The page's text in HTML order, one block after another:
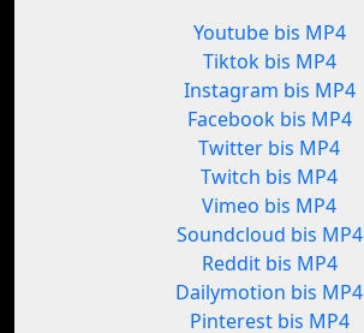
Youtube bis MP4
Tiktok bis MP4
Instagram bis MP4
Facebook bis MP4
Twitter bis MP4
Twitch bis MP4
Vimeo bis MP4
Soundcloud bis MP4
Reddit bis MP4
Dailymotion bis MP4
Pinterest bis MP4